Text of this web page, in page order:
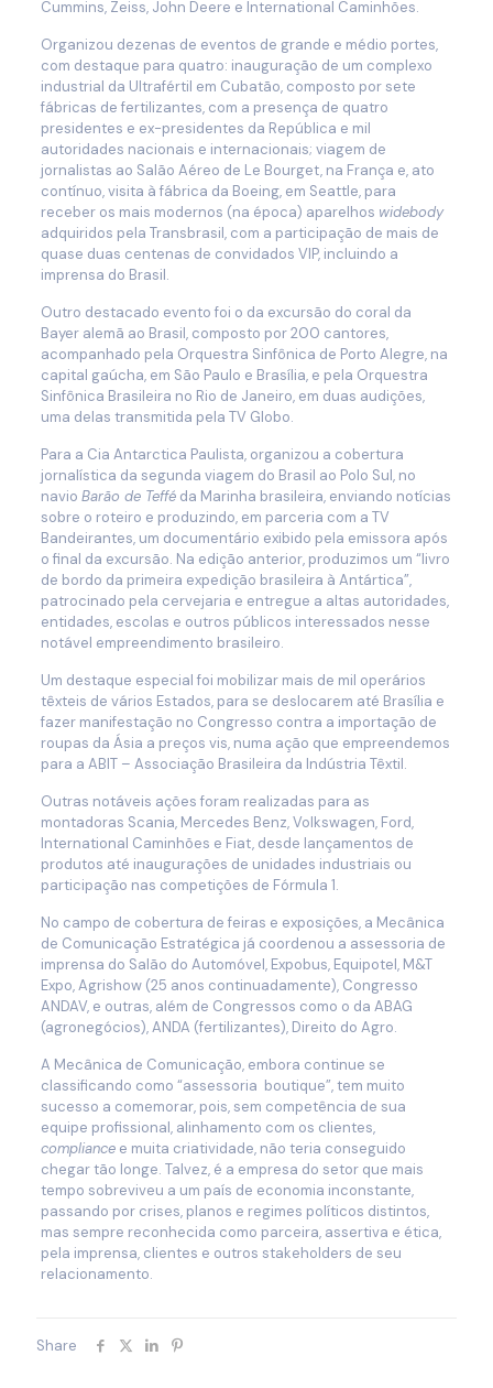
Cummins, Zeiss, John Deere e International Caminhões.
Organizou dezenas de eventos de grande e médio portes,
com destaque para quatro: inauguração de um complexo
industrial da Ultrafértil em Cubatão, composto por sete
fábricas de fertilizantes, com a presença de quatro
presidentes e ex-presidentes da República e mil
autoridades nacionais e internacionais; viagem de
jornalistas ao Salão Aéreo de Le Bourget, na França e, ato
contínuo, visita à fábrica da Boeing, em Seattle, para
receber os mais modernos (na época) aparelhos widebody
adquiridos pela Transbrasil, com a participação de mais de
quase duas centenas de convidados VIP, incluindo a
imprensa do Brasil.
Outro destacado evento foi o da excursão do coral da
Bayer alemã ao Brasil, composto por 200 cantores,
acompanhado pela Orquestra Sinfônica de Porto Alegre, na
capital gaúcha, em São Paulo e Brasília, e pela Orquestra
Sinfônica Brasileira no Rio de Janeiro, em duas audições,
uma delas transmitida pela TV Globo.
Para a Cia Antarctica Paulista, organizou a cobertura
jornalística da segunda viagem do Brasil ao Polo Sul, no
navio Barão de Tefféda Marinha brasileira, enviando notícias
sobre o roteiro e produzindo, em parceria com a TV
Bandeirantes, um documentário exibido pela emissora após
o final da excursão. Na edição anterior, produzimos um “livro
de bordo da primeira expedição brasileira à Antártica”,
patrocinado pela cervejaria e entregue a altas autoridades,
entidades, escolas e outros públicos interessados nesse
notável empreendimento brasileiro.
Um destaque especial foi mobilizar mais de mil operários
têxteis de vários Estados, para se deslocarem até Brasília e
fazer manifestação no Congresso contra a importação de
roupas da Ásia a preços vis, numa ação que empreendemos
para a ABIT – Associação Brasileira da Indústria Têxtil.
Outras notáveis ações foram realizadas para as
montadoras Scania, Mercedes Benz, Volkswagen, Ford,
International Caminhões e Fiat, desde lançamentos de
produtos até inaugurações de unidades industriais ou
participação nas competições de Fórmula 1.
No campo de cobertura de feiras e exposições, a Mecânica
de Comunicação Estratégica já coordenou a assessoria de
imprensa do Salão do Automóvel, Expobus, Equipotel, M&T
Expo, Agrishow (25 anos continuadamente), Congresso
ANDAV, e outras, além de Congressos como o da ABAG
(agronegócios), ANDA (fertilizantes), Direito do Agro.
A Mecânica de Comunicação, embora continue se
classificando como “assessoria boutique”, tem muito
sucesso a comemorar, pois, sem competência de sua
equipe profissional, alinhamento com os clientes,
compliancee muita criatividade, não teria conseguido
chegar tão longe. Talvez, é a empresa do setor que mais
tempo sobreviveu a um país de economia inconstante,
passando por crises, planos e regimes políticos distintos,
mas sempre reconhecida como parceira, assertiva e ética,
pela imprensa, clientes e outros stakeholders de seu
relacionamento.
Share